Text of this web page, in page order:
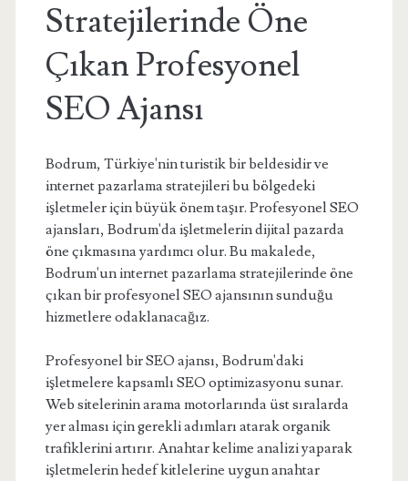
Stratejilerinde Öne
Çıkan Profesyonel
SEO Ajansı
Bodrum, Türkiye'nin turistik bir beldesidir ve
internet pazarlama stratejileri bu bölgedeki
işletmeler için büyük önem taşır. Profesyonel SEO
ajansları, Bodrum'da işletmelerin dijital pazarda
öne çıkmasına yardımcı olur. Bu makalede,
Bodrum'un internet pazarlama stratejilerinde öne
çıkan bir profesyonel SEO ajansının sunduğu
hizmetlere odaklanacağız.
Profesyonel bir SEO ajansı, Bodrum'daki
işletmelere kapsamlı SEO optimizasyonu sunar.
Web sitelerinin arama motorlarında üst sıralarda
yer alması için gerekli adımları atarak organik
trafiklerini artırır. Anahtar kelime analizi yaparak
işletmelerin hedef kitlelerine uygun anahtar